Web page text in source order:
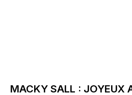
MACKY SALL : JOYEUX